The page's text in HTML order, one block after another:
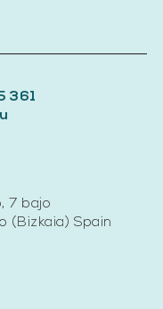
361
7 bajo
(Bizkaia) Spain